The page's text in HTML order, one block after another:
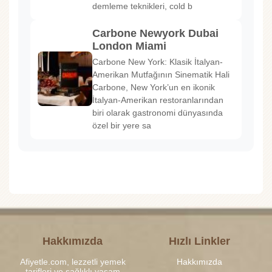
demleme teknikleri, cold b
Carbone Newyork Dubai
London Miami
Carbone New York: Klasik İtalyan-
Amerikan Mutfağının Sinematik Hali
Carbone, New York’un en ikonik
İtalyan-Amerikan restoranlarından
biri olarak gastronomi dünyasında
özel bir yere sa
Hakkımızda
Afiyetle.com, lezzetli yemek
Hızlı Linkler
Hakkımızda